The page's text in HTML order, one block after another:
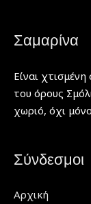
Σαμαρίνα
Είναι
του όρους
χωριό, όχι
Σύνδεσμοι
Αρχική